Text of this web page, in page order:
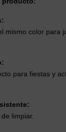
mismo color para
para fiestas y
limpiar.